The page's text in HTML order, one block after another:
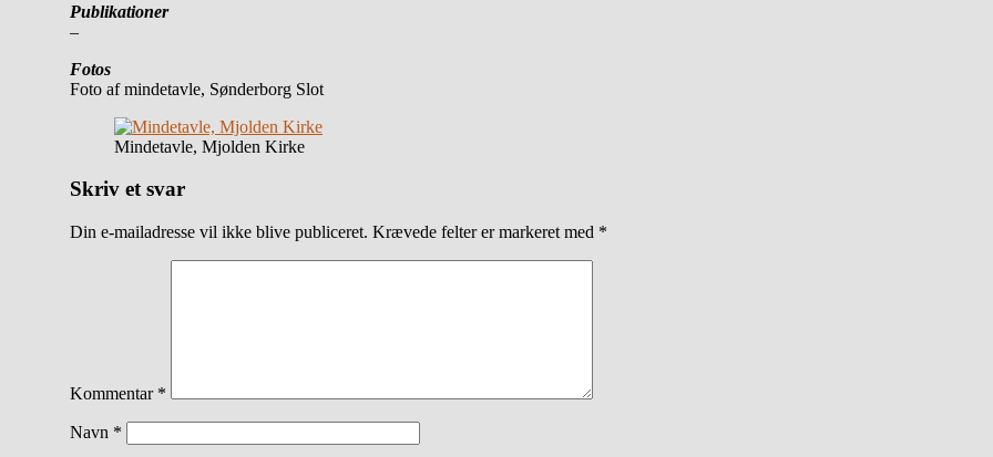
Publikationer
–
Fotos
Foto af mindetavle, Sønderborg Slot
Mindetavle, Mjolden Kirke
Skriv et svar
Din e-mailadresse vil ikke blive publiceret. Krævede felter er markeret med *
Kommentar *
Navn *